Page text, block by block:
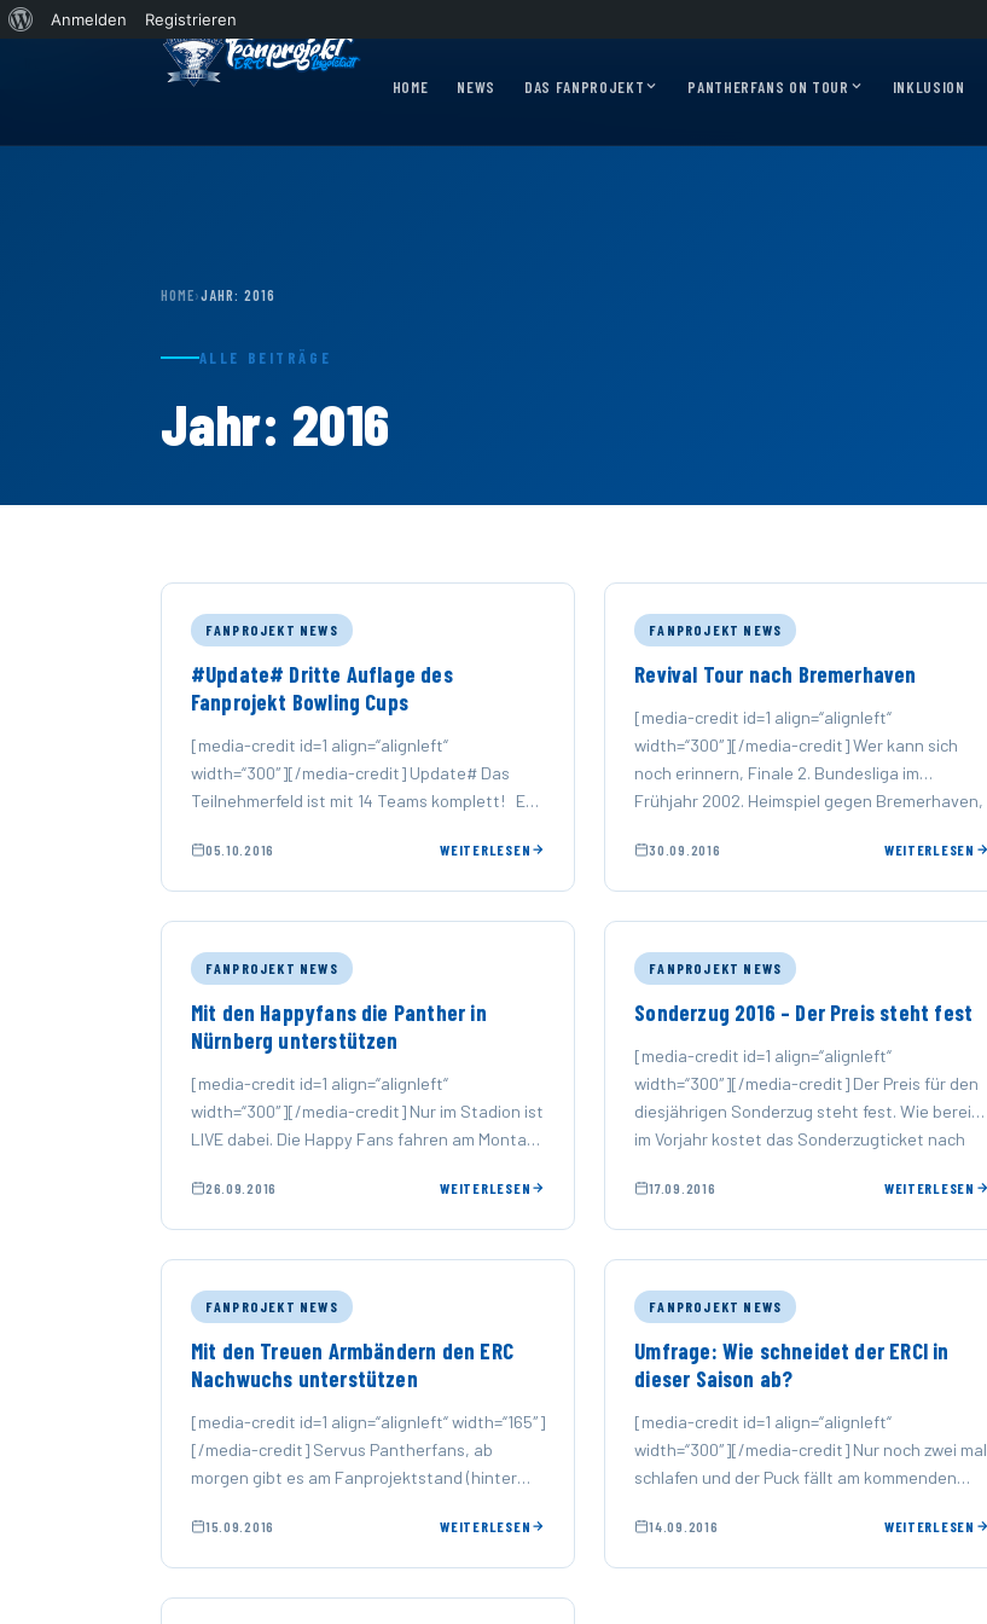
Über
Anmelden Registrieren
HOME NEWS DAS FANPROJEKT PANTHERFANS ON TOUR INKLUSION
Express 2026/2027 rollt nach Krefeld! Wohin rollt der Panther Express 2026/27?
HOME›JAHR: 2016
ALLE BEITRÄGE
Jahr: 2016
FANPROJEKT NEWS
#Update# Dritte Auflage des
Fanprojekt Bowling Cups
[media-credit id=1 align=“alignleft“
width=“300″][/media-credit] Update# Das
Teilnehmerfeld ist mit 14 Teams komplett! Es
Bowling Cup steht an. …
05.10.2016 WEITERLESEN
FANPROJEKT NEWS
Revival Tour nach Bremerhaven
[media-credit id=1 align=“alignleft“
width=“300″][/media-credit] Wer kann sich
noch erinnern, Finale 2. Bundesliga im
Frühjahr 2002. Heimspiel gegen Bremerhaven,
…30.09.2016 WEITERLESEN
FANPROJEKT NEWS
Mit den Happyfans die Panther in
Nürnberg unterstützen
[media-credit id=1 align=“alignleft“
width=“300″][/media-credit] Nur im Stadion ist
LIVE dabei. Die Happy Fans fahren am Montag
26.09.2016 WEITERLESEN
FANPROJEKT NEWS
Sonderzug 2016 – Der Preis steht fest
[media-credit id=1 align=“alignleft“
width=“300″][/media-credit] Der Preis für den
diesjährigen Sonderzug steht fest. Wie bereits
im Vorjahr kostet das Sonderzugticket nach
17.09.2016 WEITERLESEN
FANPROJEKT NEWS
Mit den Treuen Armbändern den ERC
Nachwuchs unterstützen
[media-credit id=1 align=“alignleft“ width=“165″]
[/media-credit] Servus Pantherfans, ab
morgen gibt es am Fanprojektstand (hinter
Bänder.
15.09.2016 WEITERLESEN
FANPROJEKT NEWS
Umfrage: Wie schneidet der ERCI in
dieser Saison ab?
[media-credit id=1 align=“alignleft“
width=“300″][/media-credit] Nur noch zwei mal
schlafen und der Puck fällt am kommenden
Der ERCI …
14.09.2016 WEITERLESEN